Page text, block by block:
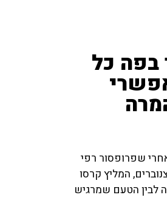
מר בפה כל
אחרי שפרופסור רפי
המליץ קרסו
לבין הטעם שמרגיש